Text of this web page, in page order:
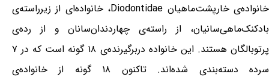
خانواده‌ی خارپشت‌ماهیان Diodontidae، خانواده‌ای از زیرراسته‌ی
بادکنک‌ماهی‌سانیان، از راسته‌ی چهاردندان‌سانان و از رده‌ی
پرتوبالگان هستند. این خانواده دربرگیرنده‌ی ۱۸ گونه است که در ۷
سرده دسته‌بندی شده‌اند. تاکنون ۱۸ گونه از خانواده‌ی